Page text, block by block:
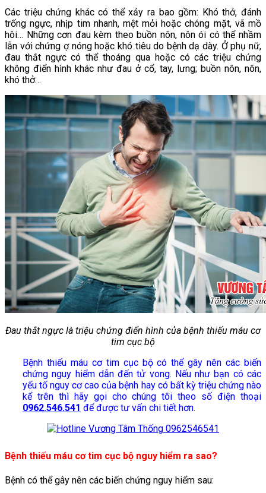
Các triệu chứng khác có thể xảy ra bao gồm: Khó thở, đánh
trống ngực, nhịp tim nhanh, mệt mỏi hoặc chóng mặt, vã mồ
hôi… Những cơn đau kèm theo buồn nôn, nôn ói có thể nhầm
lẫn với chứng ợ nóng hoặc khó tiêu do bệnh dạ dày. Ở phụ nữ,
đau thắt ngực có thể thoáng qua hoặc có các triệu chứng
không điển hình khác như đau ở cổ, tay, lưng; buồn nôn, nôn,
khó thở…
Đau thắt ngực là triệu chứng điển hình của bệnh thiếu máu cơ
tim cục bộ
Bệnh thiếu máu cơ tim cục bộ có thể gây nên các biến
chứng nguy hiểm dẫn đến tử vong. Nếu như bạn có các
yếu tố nguy cơ cao của bệnh hay có bất kỳ triệu chứng nào
kể trên thì hãy gọi cho chúng tôi theo số điện thoại
0962.546.541 để được tư vấn chi tiết hơn.
Bệnh thiếu máu cơ tim cục bộ nguy hiểm ra sao?
Bệnh có thể gây nên các biến chứng nguy hiểm sau: